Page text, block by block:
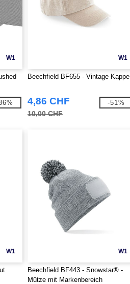
W1 W1
Beechfield BF655 - Vintage Kappe
4,86 CHF
10,00 CHF
-51%
W1 W1
Beechfield BF443 - Snowstar® -
Mütze mit Markenbereich